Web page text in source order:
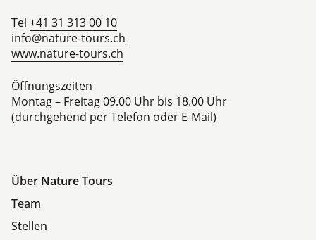
Tel +41 31 313 00 10
info@nature-tours.ch
www.nature-tours.ch
Öffnungszeiten
Montag – Freitag 09.00 Uhr bis 18.00 Uhr
(durchgehend per Telefon oder E-Mail)
Über Nature Tours
Team
Stellen